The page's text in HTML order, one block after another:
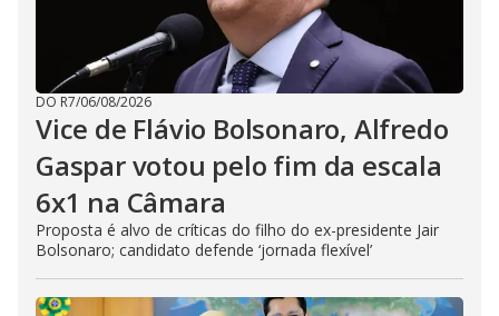
DO R7/06/08/2026
Vice de Flávio Bolsonaro, Alfredo
Gaspar votou pelo fim da escala
6x1 na Câmara
Proposta é alvo de críticas do filho do ex-presidente Jair
Bolsonaro; candidato defende ‘jornada flexível’